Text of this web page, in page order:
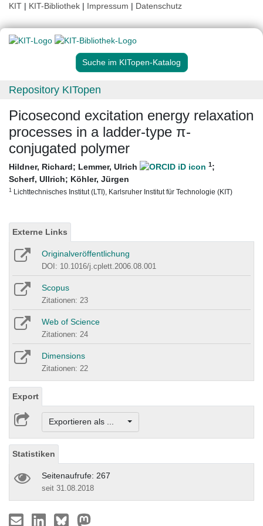
KIT | KIT-Bibliothek | Impressum | Datenschutz
Suche im KITopen-Katalog
Repository KITopen
Picosecond excitation energy relaxation
processes in a ladder-type π-
conjugated polymer
Hildner, Richard; Lemmer, Ulrich 1;
Scherf, Ullrich; Köhler, Jürgen
1 Lichttechnisches Institut (LTI), Karlsruher Institut für Technologie (KIT)
Externe Links
Originalveröffentlichung
DOI: 10.1016/j.cplett.2006.08.001
Scopus
Zitationen: 23
Web of Science
Zitationen: 24
Dimensions
Zitationen: 22
Export
Exportieren als ...
Statistiken
Seitenaufrufe: 267
seit 31.08.2018